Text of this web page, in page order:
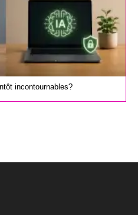
incontournables?